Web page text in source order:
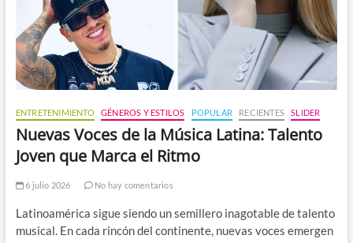
ENTRETENIMIENTO GÉNEROS Y ESTILOS POPULAR RECIENTES SLIDER
Nuevas Voces de la Música Latina: Talento
Joven que Marca el Ritmo
6 julio 2026 No hay comentarios
Latinoamérica sigue siendo un semillero inagotable de talento
musical. En cada rincón del continente, nuevas voces emergen